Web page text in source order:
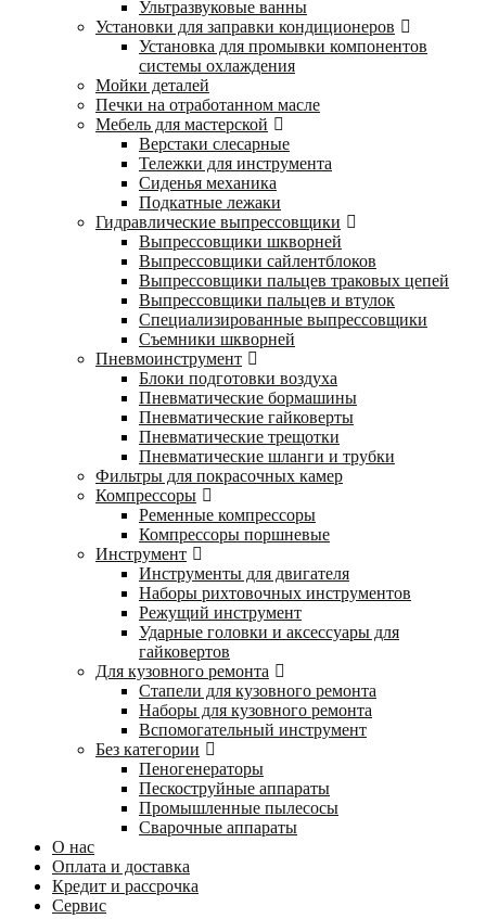
Ультразвуковые ванны
Установки для заправки кондиционеров
Установка для промывки компонентов
системы охлаждения
Мойки деталей
Печки на отработанном масле
Мебель для мастерской
Верстаки слесарные
Тележки для инструмента
Сиденья механика
Подкатные лежаки
Гидравлические выпрессовщики
Выпрессовщики шкворней
Выпрессовщики сайлентблоков
Выпрессовщики пальцев траковых цепей
Выпрессовщики пальцев и втулок
Специализированные выпрессовщики
Cъемники шкворней
Пневмоинструмент
Блоки подготовки воздуха
Пневматические бормашины
Пневматические гайковерты
Пневматические трещотки
Пневматические шланги и трубки
Фильтры для покрасочных камер
Компрессоры
Ременные компрессоры
Компрессоры поршневые
Инструмент
Инструменты для двигателя
Наборы рихтовочных инструментов
Режущий инструмент
Ударные головки и аксессуары для
гайковертов
Для кузовного ремонта
Стапели для кузовного ремонта
Наборы для кузовного ремонта
Вспомогательный инструмент
Без категории
Пеногенераторы
Пескоструйные аппараты
Промышленные пылесосы
Сварочные аппараты
О нас
Оплата и доставка
Кредит и рассрочка
Сервис